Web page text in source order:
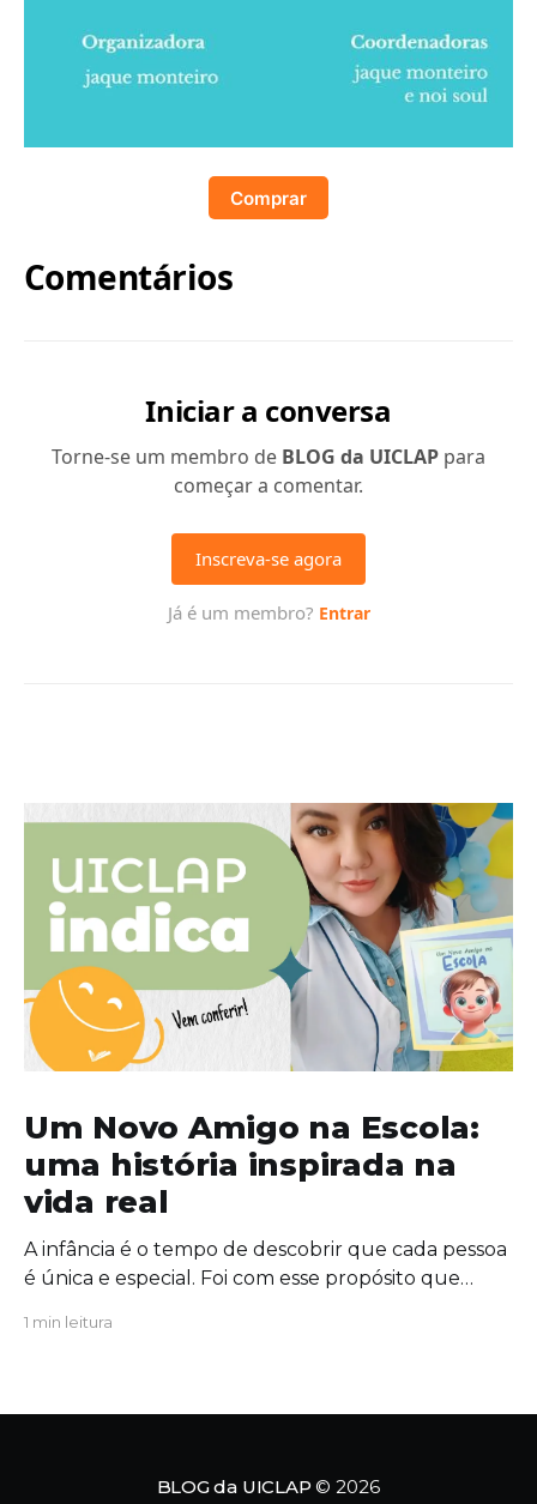
Comprar
Um Novo Amigo na Escola:
uma história inspirada na
vida real
A infância é o tempo de descobrir que cada pessoa
é única e especial. Foi com esse propósito que
1 min leitura
BLOG da UICLAP © 2026